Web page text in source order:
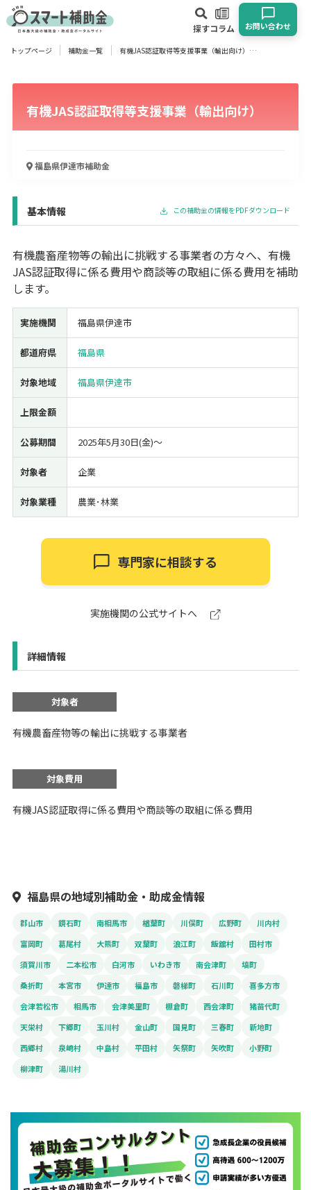
探すコラム お問い合わせ
対象
企業 団体 個人 その他
物流・運輸業 製造業 情報通信業 卸売･小売業
飲食業
宿泊･旅館業
その他
使い道
経営改善・経営強化 販路拡大
人材採用・雇用
人材育成・福利厚生
起業・創業
事業承継 災害・被災者支援
コロナ関連
環境・省エネ
テレワーク
受付中のみ
検索
トップページ 補助金一覧 有機JAS認証取得等支援事業（輸出向け）
有機JAS認証取得等支援事業（輸出向け）
福島県伊達市補助金
基本情報 この補助金の情報をPDFダウンロード
有機農畜産物等の輸出に挑戦する事業者の方々へ、有機
JAS認証取得に係る費用や商談等の取組に係る費用を補助
します。
実施機関 福島県伊達市
都道府県 福島県
対象地域 福島県伊達市
上限金額
公募期間 2025年5月30日(金)〜
対象者 企業
対象業種 農業･林業
専門家に相談する
実施機関の公式サイトへ
詳細情報
対象者
有機農畜産物等の輸出に挑戦する事業者
対象費用
有機JAS認証取得に係る費用や商談等の取組に係る費用
福島県の地域別補助金・助成金情報
郡山市 鏡石町 南相馬市 楢葉町 川俣町 広野町
川内村
富岡町
葛尾村 大熊町 双葉町 浪江町 飯舘村
田村市
須賀川市
二本松市 白河市 いわき市 南会津町
塙町
桑折町
本宮市 伊達市 福島市 磐梯町 石川町
喜多方市
会津若松市
相馬市 会津美里町 棚倉町 西会津町
猪苗代町
天栄村
下郷町 玉川村 金山町 国見町 三春町
新地町
西郷村
泉崎村 中島村 平田村 矢祭町 矢吹町
小野町
柳津町
湯川村